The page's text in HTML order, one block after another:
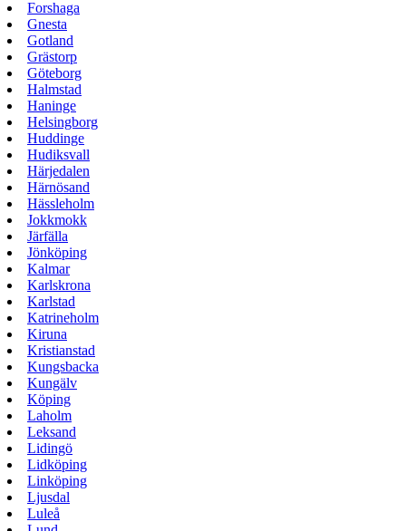
Forshaga
Gnesta
Gotland
Grästorp
Göteborg
Halmstad
Haninge
Helsingborg
Huddinge
Hudiksvall
Härjedalen
Härnösand
Hässleholm
Jokkmokk
Järfälla
Jönköping
Kalmar
Karlskrona
Karlstad
Katrineholm
Kiruna
Kristianstad
Kungsbacka
Kungälv
Köping
Laholm
Leksand
Lidingö
Lidköping
Linköping
Ljusdal
Luleå